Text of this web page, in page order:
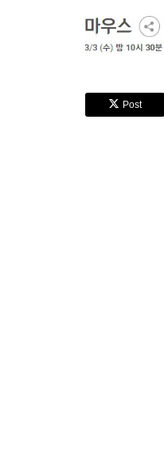
Post